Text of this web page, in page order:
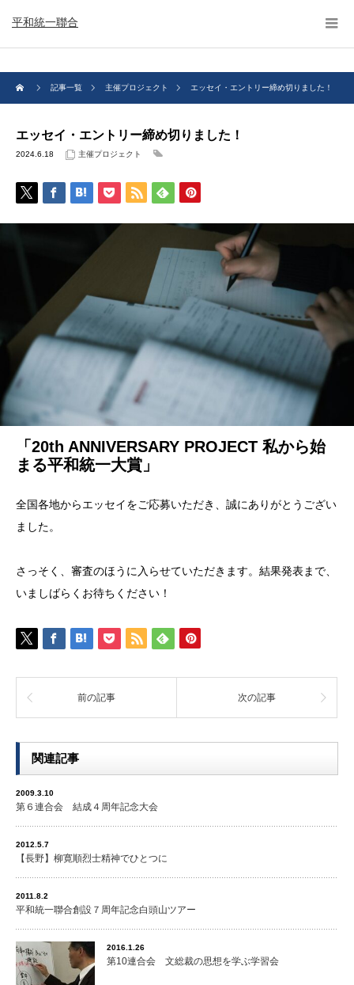
平和統一聯合
記事一覧 主催プロジェクト エッセイ・エントリー締め切りました！
エッセイ・エントリー締め切りました！
2024.6.18 主催プロジェクト
「20th ANNIVERSARY PROJECT 私から始
まる平和統一大賞」
全国各地からエッセイをご応募いただき、誠にありがとうござい
ました。
さっそく、審査のほうに入らせていただきます。結果発表まで、
いましばらくお待ちください！
前の記事 次の記事
関連記事
2009.3.10
第６連合会 結成４周年記念大会
2012.5.7
【長野】柳寛順烈士精神でひとつに
2011.8.2
平和統一聯合創設７周年記念白頭山ツアー
2016.1.26
第10連合会 文総裁の思想を学ぶ学習会